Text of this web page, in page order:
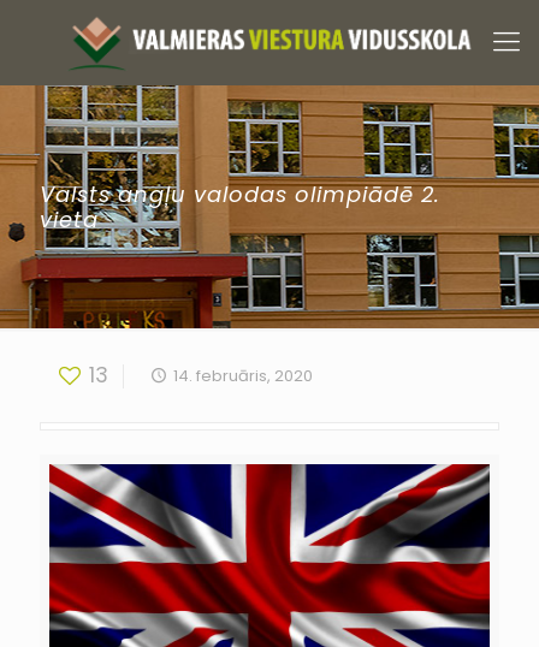
Valsts angļu valodas olimpiādē 2.
vieta
13 14. februāris, 2020